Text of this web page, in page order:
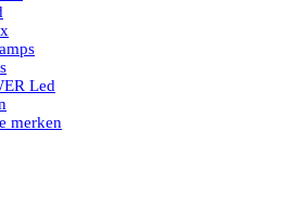
met Strip 220V
Led interieur
LED LAMP
led verlichting
AANSLUITMATERIAAL
Led
merken